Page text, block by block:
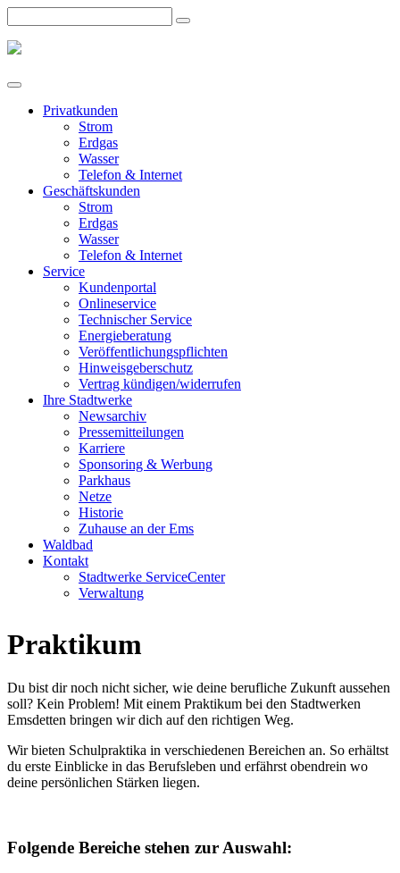
Privatkunden
Strom
Erdgas
Wasser
Telefon & Internet
Geschäftskunden
Strom
Erdgas
Wasser
Telefon & Internet
Service
Kundenportal
Onlineservice
Technischer Service
Energieberatung
Veröffentlichungspflichten
Hinweisgeberschutz
Vertrag kündigen/widerrufen
Ihre Stadtwerke
Newsarchiv
Pressemitteilungen
Karriere
Sponsoring & Werbung
Parkhaus
Netze
Historie
Zuhause an der Ems
Waldbad
Kontakt
Stadtwerke ServiceCenter
Verwaltung
Praktikum
Du bist dir noch nicht sicher, wie deine berufliche Zukunft aussehen
soll? Kein Problem! Mit einem Praktikum bei den Stadtwerken
Emsdetten bringen wir dich auf den richtigen Weg.
Wir bieten Schulpraktika in verschiedenen Bereichen an. So erhältst
du erste Einblicke in das Berufsleben und erfährst obendrein wo
deine persönlichen Stärken liegen.
Folgende Bereiche stehen zur Auswahl: